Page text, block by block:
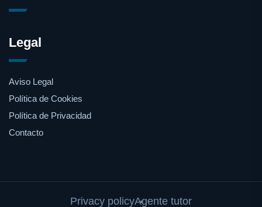
Legal
Aviso Legal
Política de Cookies
Política de Privacidad
Contacto
Privacy policyAgente tutor